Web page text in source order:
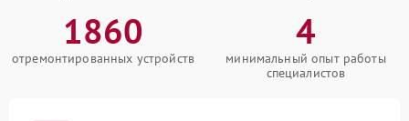
1860
отремонтированных устройств
4
минимальный опыт работы
специалистов